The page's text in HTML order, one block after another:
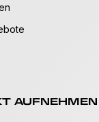
AUFNEHMEN